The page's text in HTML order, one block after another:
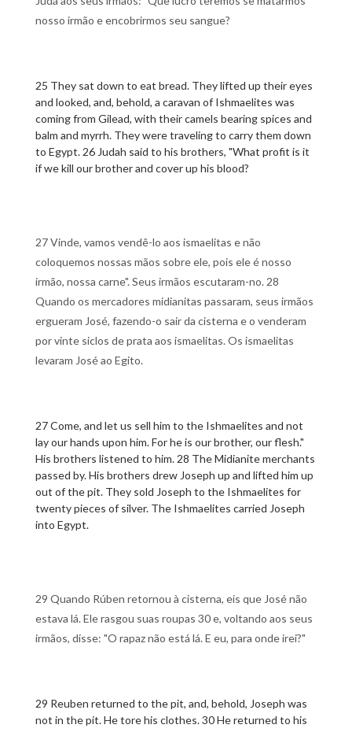
nosso irmão e encobrirmos seu sangue?
25 They sat down to eat bread. They lifted up their eyes
and looked, and, behold, a caravan of Ishmaelites was
coming from Gilead, with their camels bearing spices and
balm and myrrh. They were traveling to carry them down
to Egypt. 26 Judah said to his brothers, "What profit is it
if we kill our brother and cover up his blood?
27 Vinde, vamos vendê-lo aos ismaelitas e não
coloquemos nossas mãos sobre ele, pois ele é nosso
irmão, nossa carne". Seus irmãos escutaram-no. 28
Quando os mercadores midianitas passaram, seus irmãos
ergueram José, fazendo-o sair da cisterna e o venderam
por vinte siclos de prata aos ismaelitas. Os ismaelitas
levaram José ao Egito.
27 Come, and let us sell him to the Ishmaelites and not
lay our hands upon him. For he is our brother, our flesh."
His brothers listened to him. 28 The Midianite merchants
passed by. His brothers drew Joseph up and lifted him up
out of the pit. They sold Joseph to the Ishmaelites for
twenty pieces of silver. The Ishmaelites carried Joseph
into Egypt.
29 Quando Rúben retornou à cisterna, eis que José não
estava lá. Ele rasgou suas roupas 30 e, voltando aos seus
irmãos, disse: "O rapaz não está lá. E eu, para onde irei?"
29 Reuben returned to the pit, and, behold, Joseph was
not in the pit. He tore his clothes. 30 He returned to his